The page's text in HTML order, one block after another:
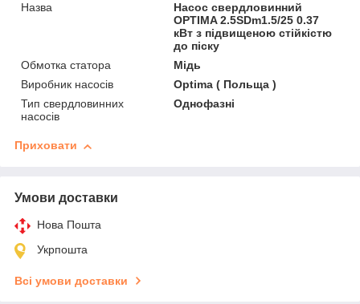
Назва
Насос свердловинний
OPTIMA 2.5SDm1.5/25 0.37
кВт з підвищеною стійкістю
до піску
Обмотка статора
Мідь
Виробник насосів
Optima ( Польща )
Тип свердловинних
насосів
Однофазні
Приховати
Умови доставки
Нова Пошта
Укрпошта
Всі умови доставки